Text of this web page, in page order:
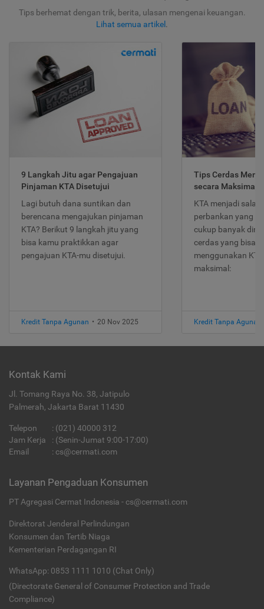
Tips berhemat dengan trik, berita, ulasan mengenai keuangan.
Lihat semua artikel .
9 Langkah Jitu agar Pengajuan
Pinjaman KTA Disetujui
Lagi butuh dana suntikan dan
berencana mengajukan pinjaman
KTA? Berikut 9 langkah jitu yang
bisa kamu praktikkan agar
pengajuan KTA-mu disetujui.
Kredit Tanpa Agunan • 20 Nov 2025
Tips Cerdas
secara Maksimal
KTA menjadi
perbankan yang
cukup banyak
cerdas yang bisa
menggunakan
maksimal:
Kredit Tanpa Agunan
Kontak Kami
Jl. Tomang Raya No. 38, Jatipulo
Palmerah, Jakarta Barat 11430
Telepon : (021) 40000 312
Jam Kerja
: (Senin-Jumat 9:00-17:00)
Email
: cs@cermati.com
Layanan Pengaduan Konsumen
PT Agregasi Cermat Indonesia - cs@cermati.com
Direktorat Jenderal Perlindungan
Konsumen dan Tertib Niaga
Kementerian Perdagangan RI
WhatsApp: 0853 1111 1010 (Chat Only)
(Directorate General of Consumer Protection and Trade
Compliance)